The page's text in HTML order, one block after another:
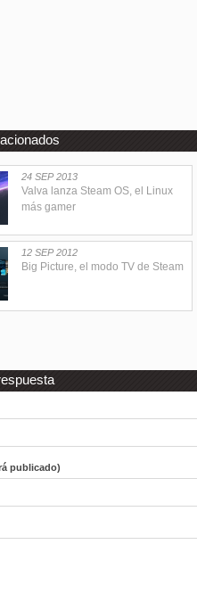
24 SEP 2013
Valva lanza Steam OS, el Linux
más gamer
12 SEP 2012
Big Picture, el modo TV de Steam
publicado)